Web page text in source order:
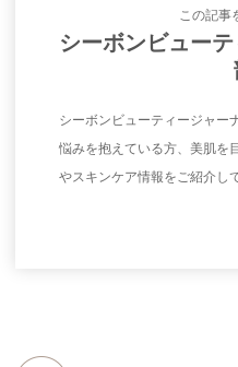
この記事
シーボンビュー
シーボンビューティージャー
悩みを抱えている方、美肌を
やスキンケア情報をご紹介し